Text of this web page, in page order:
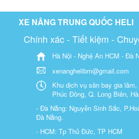
XE NÂNG TRUNG QUỐC HELI
Chính xác - Tiết kiệm -
Hà Nội - Nghệ An HCM - Đà
xenanghelibm@gmail.com
Khu dịch vụ sân bay gia
Phúc Đồng, Q. Long Biên,
- Đà Nẵng: Nguyễn Sinh Sắc,
Đà Nẵng.
- HCM: Tp Thủ Đức, TP HCM